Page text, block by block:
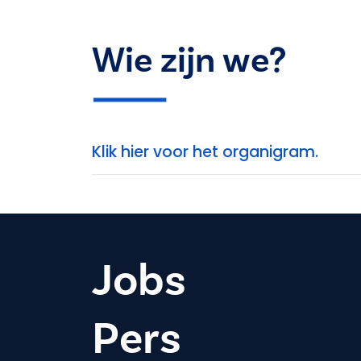
Wie zijn we?
Klik hier voor het organigram.
Jobs
Pers